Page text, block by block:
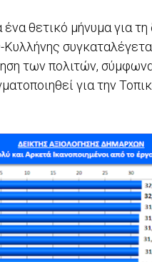
θετικό μήνυμα για
των πολιτών,
για την